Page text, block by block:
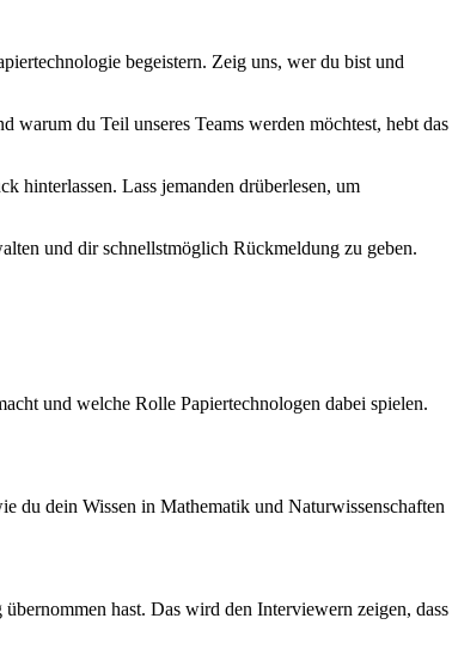
begeistern. Zeig uns, wer du bist und
du Teil unseres Teams werden möchtest, hebt das
hinterlassen. Lass jemanden drüberlesen, um
und dir schnellstmöglich Rückmeldung zu geben.
und welche Rolle Papiertechnologen dabei spielen.
du dein Wissen in Mathematik und Naturwissenschaften
hast. Das wird den Interviewern zeigen, dass